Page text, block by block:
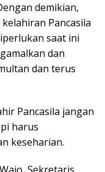
demikian,
Pancasila
saat ini
dan
dan terus
Pancasila jangan
harus
keseharian.